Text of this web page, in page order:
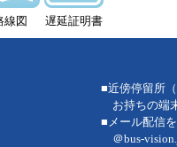
線図 遅延証明書
■近傍停留所
お持ちの端
■メール配信
＠bus-